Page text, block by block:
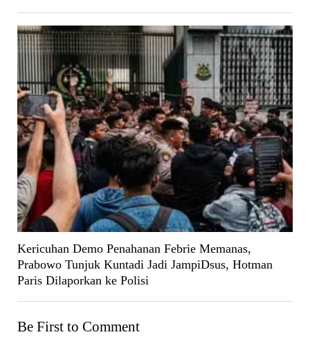
Kericuhan Demo Penahanan Febrie Memanas,
Prabowo Tunjuk Kuntadi Jadi JampiDsus, Hotman
Paris Dilaporkan ke Polisi
Be First to Comment